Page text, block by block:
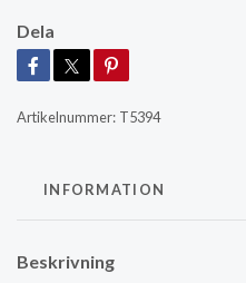
Dela
Artikelnummer: T5394
INFORMATION
Beskrivning